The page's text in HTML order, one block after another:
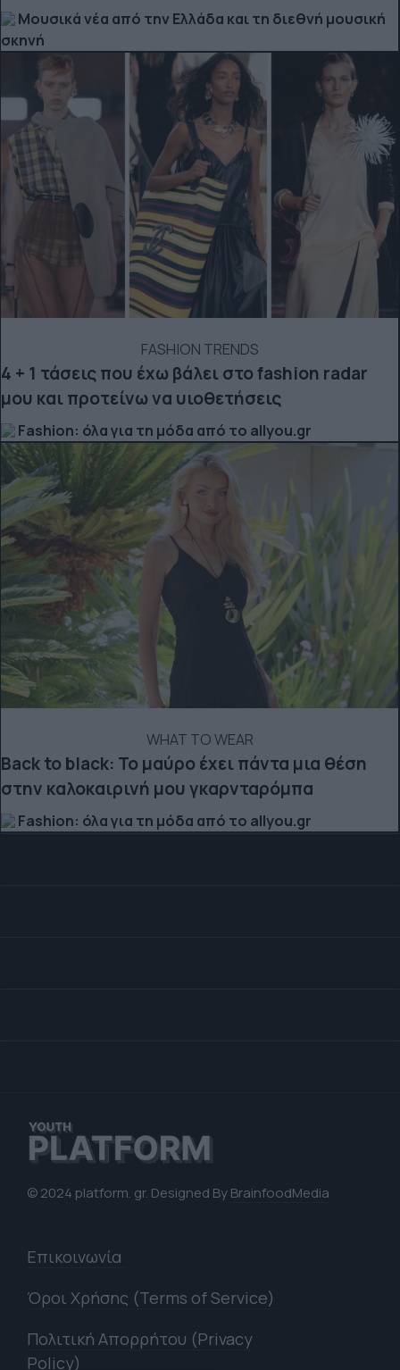
Μουσικά νέα από την Ελλάδα και τη διεθνή μουσική
σκηνή
FASHION TRENDS
4 + 1 τάσεις που έχω βάλει στο fashion radar
μου και προτείνω να υιοθετήσεις
Fashion: όλα για τη μόδα από το allyou.gr
WHAT TO WEAR
Back to black: Το μαύρο έχει πάντα μια θέση
στην καλοκαιρινή μου γκαρνταρόμπα
Fashion: όλα για τη μόδα από το allyou.gr
© 2024 platform. gr. Designed ByBrainfoodMedia
Επικοινωνία
Όροι Χρήσης (Terms of Service)
Πολιτική Απορρήτου (Privacy
Policy)